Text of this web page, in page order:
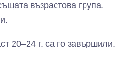
възрастова група.
20–24 г. са го завършили,